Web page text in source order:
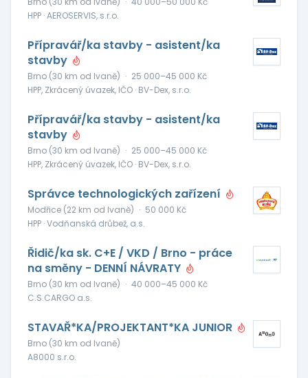
HPP · AEROSERVIS, s.r.o.
Přípravář/ka stavby - asistent/ka
stavby
Brno (30 km od Ivaně) · 25 000–45 000 Kč
HPP, Zkrácený úvazek, IČO · BV-Dex, s.r.o.
Přípravář/ka stavby - asistent/ka
stavby
Brno (30 km od Ivaně) · 25 000–45 000 Kč
HPP, Zkrácený úvazek, IČO · BV-Dex, s.r.o.
Správce technologických zařízení
Modřice (22 km od Ivaně) · 50 000 Kč
HPP · Vodňanská drůbež, a.s.
Řidič/ka sk. C+E / VKD / Brno - práce
na směny - DENNÍ NÁVRATY
Brno (30 km od Ivaně) · 40 000–45 000 Kč
C.S.CARGO a.s.
STAVAŘ*KA/PROJEKTANT*KA JUNIOR
Brno (30 km od Ivaně)
A8000 s.r.o.